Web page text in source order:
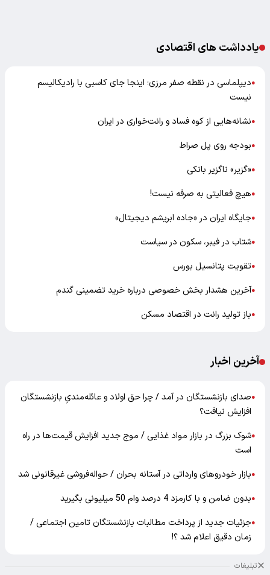
یادداشت های اقتصادی
●دیپلماسی در نقطه صفر مرزی؛ اینجا جای کاسبی با رادیکالیسم
نیست
●نشانه‌هایی از کوه فساد و رانت‌خواری در ایران
●بودجه روی پل صراط
●«گزیر» ناگزیر بانکی
●هیچ فعالیتی به صرفه نیست!
●جایگاه ایران در «جاده ابریشم دیجیتال»
●شتاب در فیبر، سکون در سیاست
●تقویت پتانسیل بورس
●آخرین هشدار بخش خصوصی درباره خرید تضمینی گندم
●باز تولید رانت در اقتصاد مسکن
آخرین اخبار
●صدای بازنشستگان در آمد / چرا حق اولاد و عائله‌مندیِ بازنشستگان
افزایش نیافت؟
●شوک بزرگ در بازار مواد غذایی / موج جدید افزایش قیمت‌ها در راه
است
●بازار خودرو‌های وارداتی در آستانه بحران / حواله‌فروشی غیرقانونی شد
●بدون ضامن و با کارمزد 4 درصد وام 50 میلیونی بگیرید
●جزئیات جدید از پرداخت مطالبات بازنشستگان تامین اجتماعی /
زمان دقیق اعلام شد ؟!
تبلیغات